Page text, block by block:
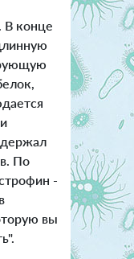
В конце
По
-
вы